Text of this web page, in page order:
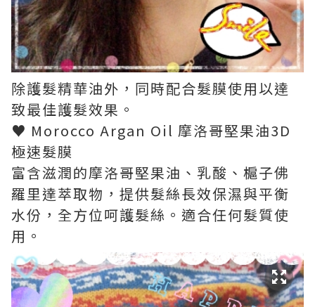
除護髮精華油外，同時配合髮膜使用以達
致最佳護髮效果。
♥ Morocco Argan Oil 摩洛哥堅果油3D
極速髮膜
富含滋潤的摩洛哥堅果油、乳酸、槴子佛
羅里達萃取物，提供髮絲長效保濕與平衡
水份，全方位呵護髮絲。適合任何髮質使
用。